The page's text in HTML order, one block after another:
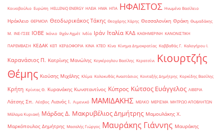
Κοινοβούλιο Ευρώπη ΗELLENiQ ENERGY ΗΛΕΙΑ ΗΜΑ ΗΠΑ ΗΦΑΙΣΤΟΣ Ηνωμένο Βασίλειο
Ηράκλειο ΘΕΡΜΟΙΛ Θεοδωρικάκος Τάκης Θεοχάρης Χάρης Θεσσαλονίκη Θράκη Θωμαδάκης
Μ. ΙΝΕ-ΓΣΕΕ ΙΟΒΕ Ικόνιο Ιλχάν Αχμέτ Ινδία Ιράν Ιταλία ΚΑΔ ΚΑΘΗΜΕΡΙΝΗ ΚΑΝΟΝΙΣΤΙΚΗ
ΠΑΡΕΜΒΑΣΗ ΚΕΔΑΚ ΚΕΠ ΚΕΡΔΟΦΟΡΙΑ ΚΙΝΑ ΚΤΕΟ Κίνα Κίνημα Δημοκρατίας Καββαθάς Γ. Καλογήρου Ι.
Καρανάσιος Π. Κατρίνης Μανώλης Κεγκέρογλου Βασίλης Κερατσίνι
Κιουρτζής
Θέμης Κιούσης Μιχάλης Κλίμα Κολοκυθάς Αναστάσιος Κονταξής Δημήτρης Κορκίδης Βασίλης
Κρήτη Κρίντας Θ. Κυρανάκης Κωνσταντίνος Κύπρος Κώτσος Ευάγγελος ΛΙΒΕΡΙΑ
Λάτσης Σπ. Λέσβος Λιανός Ι. Λιμενικό ΜΑΜΙΔΑΚΗΣ ΜΕΛΚΟ ΜΕΡΙΣΜΑ ΜΗΤΡΩΟ ΑΠΟΒΛΗΤΩΝ
Μάλαμα Κυριακή Μάρδας Δ. Μακρυβέλιος Δημήτρης Μαμουλάκης Χ.
Μαρκόπουλος Δημήτρης Μασαλής Γιώργος Μαυράκης Γιάννης Μαυράκης